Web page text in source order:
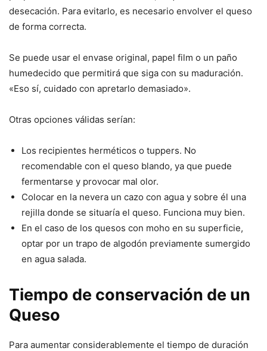
desecación. Para evitarlo, es necesario envolver el queso
de forma correcta.
Se puede usar el envase original, papel film o un paño
humedecido que permitirá que siga con su maduración.
«Eso sí, cuidado con apretarlo demasiado».
Otras opciones válidas serían:
Los recipientes herméticos o tuppers. No
recomendable con el queso blando, ya que puede
fermentarse y provocar mal olor.
Colocar en la nevera un cazo con agua y sobre él una
rejilla donde se situaría el queso. Funciona muy bien.
En el caso de los quesos con moho en su superficie,
optar por un trapo de algodón previamente sumergido
en agua salada.
Tiempo de conservación de un
Queso
Para aumentar considerablemente el tiempo de duración